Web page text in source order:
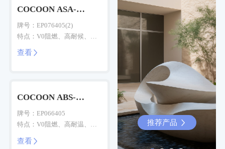
COCOON ASA-
牌号：EP076405(2)
特点：V0阻燃、高耐候、高
耐温、经久耐用
查看
COCOON ABS-
牌号：EP066405
特点：V0阻燃、高耐温、尺
寸稳定佳、加工性能优异
查看
推荐产品  推荐产品 